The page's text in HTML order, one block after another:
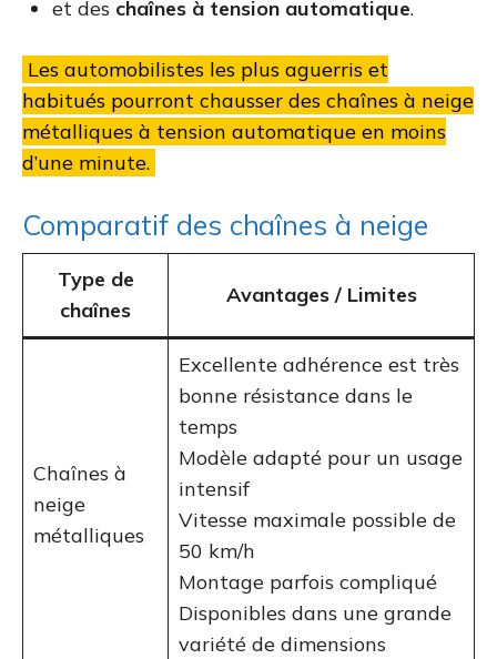
et des chaînes à tension automatique.
Les automobilistes les plus aguerris et
habitués pourront chausser des chaînes à neige
métalliques à tension automatique en moins
d’une minute.
Comparatif des chaînes à neige
Type de
chaînes
Avantages / Limites
Chaînes à
neige
métalliques
Excellente adhérence est très
bonne résistance dans le
temps
Modèle adapté pour un usage
intensif
Vitesse maximale possible de
50 km/h
Montage parfois compliqué
Disponibles dans une grande
variété de dimensions